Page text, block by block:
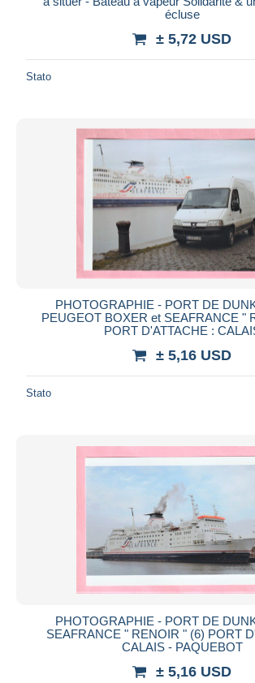
écluse
± 5,72 USD
Stato
PHOTOGRAPHIE - PORT DE
PEUGEOT BOXER et SEAFRANCE "
PORT D'ATTACHE :
± 5,16 USD
Stato
PHOTOGRAPHIE - PORT DE
SEAFRANCE " RENOIR " (6) PORT
CALAIS - PAQUEBOT
± 5,16 USD